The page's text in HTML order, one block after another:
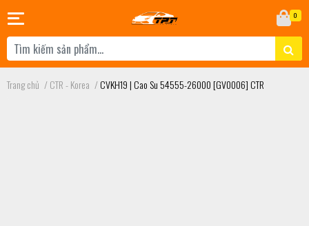
0
Trang chủ /CTR - Korea /CVKH19 | Cao Su 54555-26000 [GV0006] CTR